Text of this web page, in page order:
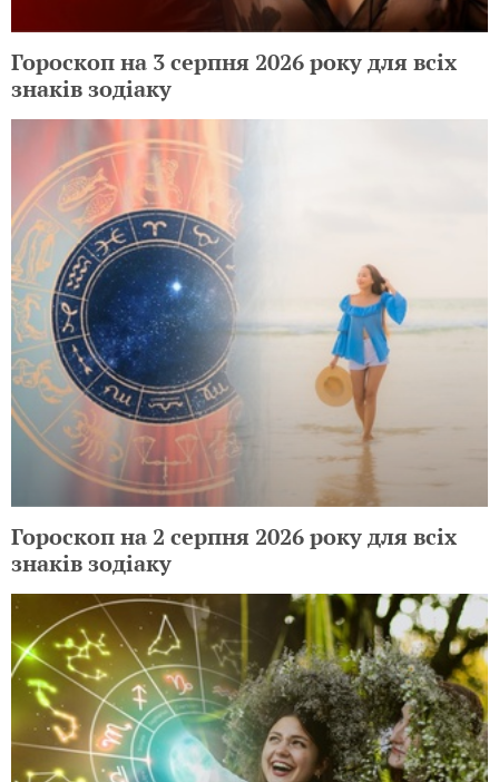
Гороскоп на 3 серпня 2026 року для всіх
знаків зодіаку
Гороскоп на 2 серпня 2026 року для всіх
знаків зодіаку